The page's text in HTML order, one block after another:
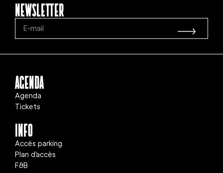
Newsletter
Agenda
Agenda
Tickets
info
Accès parking
Plan d'accès
F&B